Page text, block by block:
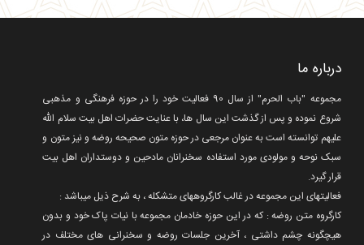
درباره ما
مجموعه "باب الحرم" از سال 90 فعالیت خود را در حوزه فرهنگی و مذهبی
شروع نموده و پس از گذشت این سال ها، با عنایت حضرات اهل بیت سلام الله
علیهم توانسته است به عنوان مرجعی در حوزه متون صحیحه روضه و نیز متون و
سبک نوحه و مولودی مورد استفاده سخنرانان مادحین و دوستداران اهل بیت
قرار گیرد.
فعالیتهای این مجموعه در غالب کارگروههای متشکله ، به شرح ذیل میباشد :
کارگروه متن روضه : که در این حوزه خادمان مجموعه با نیات پاک خود و بدون
هیچگونه چشم داشتی ، آخرین جلسات روضه و سخنرانی های مختلف در